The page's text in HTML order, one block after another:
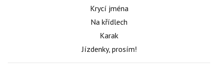
Krycí jména
Na křídlech
Karak
Jízdenky, prosím!